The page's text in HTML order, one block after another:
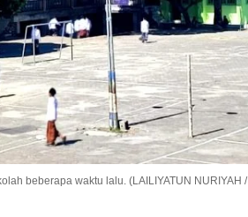
beberapa waktu lalu. (LAILIYATUN NURIYAH /